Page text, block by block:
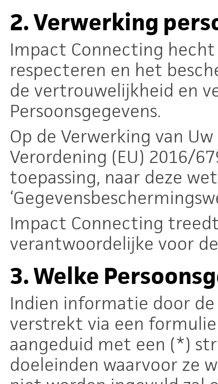
2.Verwerking
Impact Connecting
respecteren en het
de vertrouwelijkheid en
Persoonsgegevens.
Op de Verwerking van
Verordening (EU) 2016/
toepassing, naar deze
Impact Connecting
verantwoordelijke voor
3.Welke
Indien informatie door
verstrekt via een
aangeduid met een (*)
doeleinden waarvoor ze